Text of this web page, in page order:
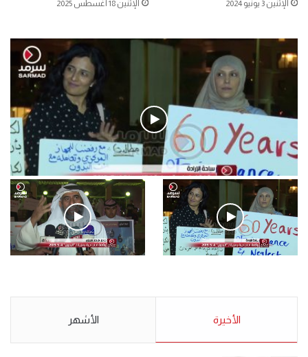
الإثنين 3 يونيو 2024 الإثنين 18 أغسطس 2025
فيديو
.وقفة احتجاجية رمزية لـ”#البدون” في ساحة الإرادة 4-5-2019.
الأحد 5 مايو 2019
5-2019.
نبيع مخدرات يعني ولا خمر؟!.
الأخيرة الأشهر